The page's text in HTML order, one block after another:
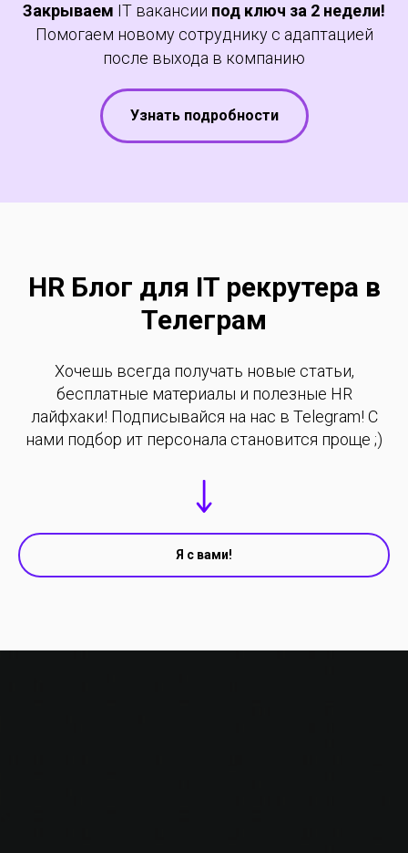
Закрываем IT вакансии под ключ за 2 недели!
Помогаем новому сотруднику с адаптацией
после выхода в компанию
Узнать подробности
HR Блог для IT рекрутера в
Телеграм
Хочешь всегда получать новые статьи,
бесплатные материалы и полезные HR
лайфхаки! Подписывайся на нас в Telegram! С
нами подбор ит персонала становится проще ;)
Я с вами!